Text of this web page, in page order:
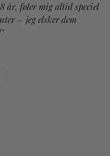
år, føler mig altid speciel
– jeg elsker dem